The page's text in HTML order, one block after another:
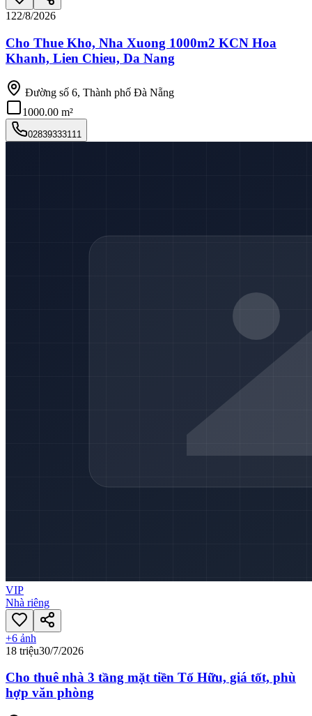
122/8/2026
Cho Thue Kho, Nha Xuong 1000m2 KCN Hoa
Khanh, Lien Chieu, Da Nang
Đường số 6, Thành phố Đà Nẵng
1000.00 m²
02839333111
VIP
Nhà riêng
+6 ảnh
18 triệu30/7/2026
Cho thuê nhà 3 tầng mặt tiền Tố Hữu, giá tốt, phù
hợp văn phòng